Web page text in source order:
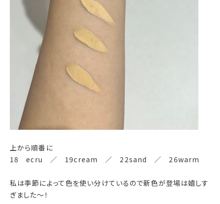
上から順番に
18 ecru ／ 19cream ／ 22sand ／ 26warm
私は季節によって色を使い分けているので新色が登場は嬉しす
ぎました～！